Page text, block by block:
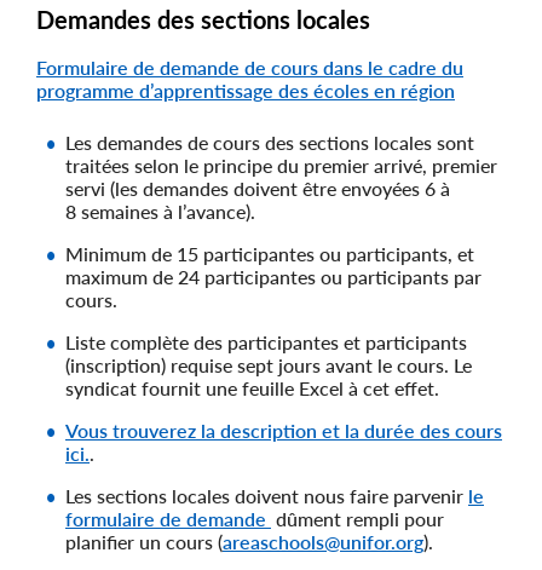
Demandes des sections locales
Formulaire de demande de cours dans le cadre du
programme d’apprentissage des écoles en région
Les demandes de cours des sections locales sont
traitées selon le principe du premier arrivé, premier
servi (les demandes doivent être envoyées 6 à
8 semaines à l’avance).
Minimum de 15 participantes ou participants, et
maximum de 24 participantes ou participants par
cours.
Liste complète des participantes et participants
(inscription) requise sept jours avant le cours. Le
syndicat fournit une feuille Excel à cet effet.
Vous trouverez la description et la durée des cours
ici.
Les sections locales doivent nous faire parvenir le
formulaire de demande dûment rempli pour
planifier un cours (areaschools@unifor.org).